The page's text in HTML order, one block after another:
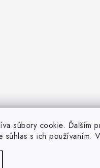
súbory cookie. Ďalším
súhlas s ich používaním.
Copyright 2026Game-